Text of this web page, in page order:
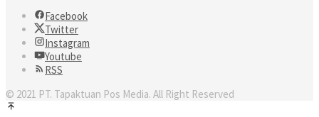
Facebook
Twitter
Instagram
Youtube
RSS
© 2021 PT. Tapaktuan Pos Media. All Right Reserved